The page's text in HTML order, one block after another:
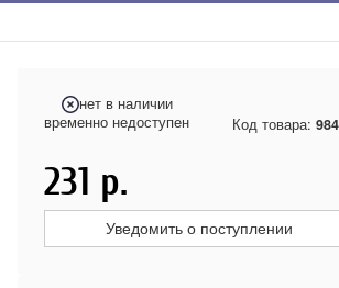
нет в наличии
временно недоступен
Код товара:
231 р.
Уведомить о поступлении